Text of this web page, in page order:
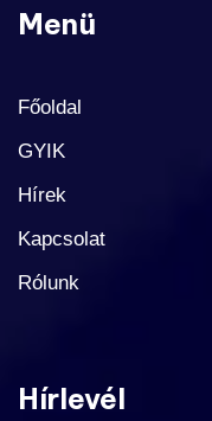
Menü
Főoldal
GYIK
Hírek
Kapcsolat
Rólunk
Hírlevél